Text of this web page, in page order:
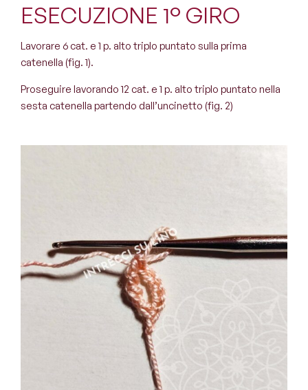
ESECUZIONE 1° GIRO
Lavorare 6 cat. e 1 p. alto triplo puntato sulla prima
catenella (fig. 1).
Proseguire lavorando 12 cat. e 1 p. alto triplo puntato nella
sesta catenella partendo dall’uncinetto (fig. 2)